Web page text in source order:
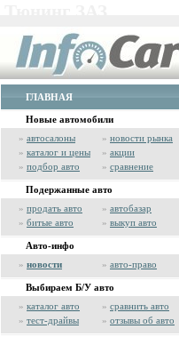
ГЛАВНАЯ
Новые автомобили
» автосалоны » новости рынка
» каталог и цены » акции
» подбор авто » сравнение
Подержанные авто
» продать авто » автобазар
» битые авто » выкуп авто
Авто-инфо
» новости » авто-право
Выбираем Б/У авто
» каталог авто » сравнить авто
» тест-драйвы » отзывы об авто